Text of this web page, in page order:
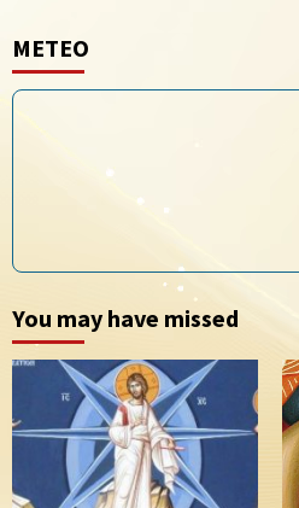
METEO
You may have missed